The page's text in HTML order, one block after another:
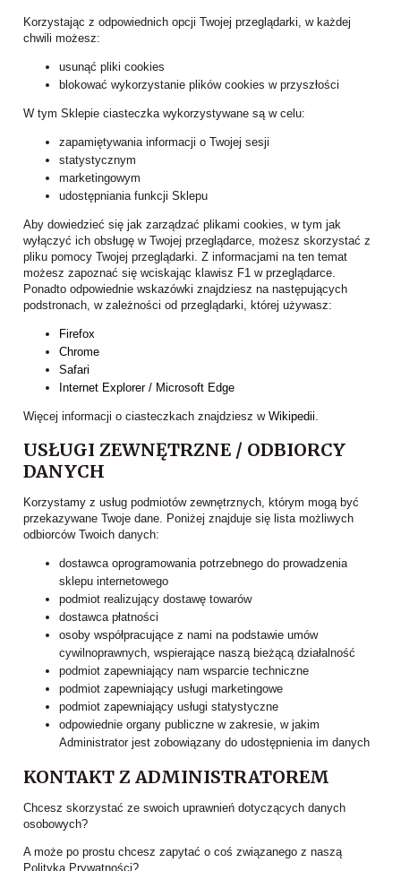
Korzystając z odpowiednich opcji Twojej przeglądarki, w każdej
chwili możesz:
usunąć pliki cookies
blokować wykorzystanie plików cookies w przyszłości
W tym Sklepie ciasteczka wykorzystywane są w celu:
zapamiętywania informacji o Twojej sesji
statystycznym
marketingowym
udostępniania funkcji Sklepu
Aby dowiedzieć się jak zarządzać plikami cookies, w tym jak
wyłączyć ich obsługę w Twojej przeglądarce, możesz skorzystać z
pliku pomocy Twojej przeglądarki. Z informacjami na ten temat
możesz zapoznać się wciskając klawisz F1 w przeglądarce.
Ponadto odpowiednie wskazówki znajdziesz na następujących
podstronach, w zależności od przeglądarki, której używasz:
Firefox
Chrome
Safari
Internet Explorer / Microsoft Edge
Więcej informacji o ciasteczkach znajdziesz w Wikipedii.
USŁUGI ZEWNĘTRZNE / ODBIORCY
DANYCH
Korzystamy z usług podmiotów zewnętrznych, którym mogą być
przekazywane Twoje dane. Poniżej znajduje się lista możliwych
odbiorców Twoich danych:
dostawca oprogramowania potrzebnego do prowadzenia
sklepu internetowego
podmiot realizujący dostawę towarów
dostawca płatności
osoby współpracujące z nami na podstawie umów
cywilnoprawnych, wspierające naszą bieżącą działalność
podmiot zapewniający nam wsparcie techniczne
podmiot zapewniający usługi marketingowe
podmiot zapewniający usługi statystyczne
odpowiednie organy publiczne w zakresie, w jakim
Administrator jest zobowiązany do udostępnienia im danych
KONTAKT Z ADMINISTRATOREM
Chcesz skorzystać ze swoich uprawnień dotyczących danych
osobowych?
A może po prostu chcesz zapytać o coś związanego z naszą
Polityką Prywatności?